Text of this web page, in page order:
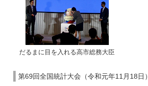
だるまに目を入れる高市総務大臣
第69回全国統計大会（令和元年11月18日）